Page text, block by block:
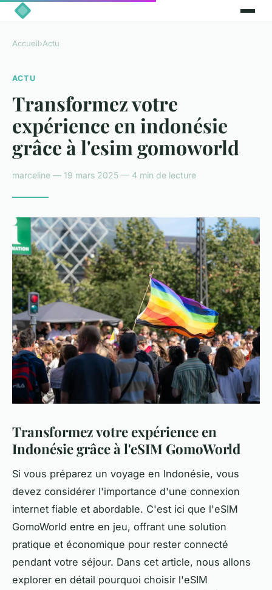
Accueil›Actu
ACTU
Transformez votre
expérience en indonésie
grâce à l'esim gomoworld
marceline — 19 mars 2025 — 4 min de lecture
Transformez votre expérience en
Indonésie grâce à l'eSIM GomoWorld
Si vous préparez un voyage en Indonésie, vous
devez considérer l'importance d'une connexion
internet fiable et abordable. C'est ici que l'eSIM
GomoWorld entre en jeu, offrant une solution
pratique et économique pour rester connecté
pendant votre séjour. Dans cet article, nous allons
explorer en détail pourquoi choisir l'eSIM